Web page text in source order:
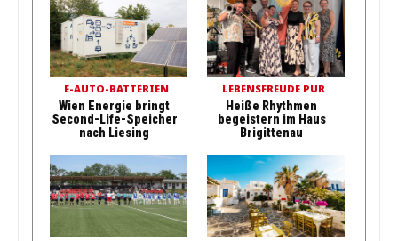
E-AUTO-BATTERIEN
Wien Energie bringt
Second-Life-Speicher
nach Liesing
LEBENSFREUDE PUR
Heiße Rhythmen
begeistern im Haus
Brigittenau